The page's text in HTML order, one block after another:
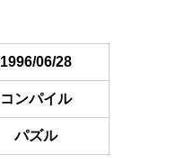
1996/06/28
コンパイル
パズル